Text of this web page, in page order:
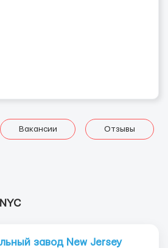
Вакансии Отзывы
завод New Jersey